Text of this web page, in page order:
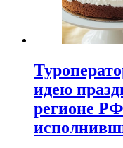
идею
регионе